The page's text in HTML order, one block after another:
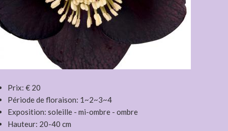
Prix: € 20
Période de floraison: 1~2~3~4
Exposition: soleille - mi-ombre - ombre
Hauteur: 20-40 cm